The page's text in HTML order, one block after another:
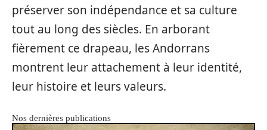
préserver son indépendance et sa culture
tout au long des siècles. En arborant
fièrement ce drapeau, les Andorrans
montrent leur attachement à leur identité,
leur histoire et leurs valeurs.
Nos dernières publications